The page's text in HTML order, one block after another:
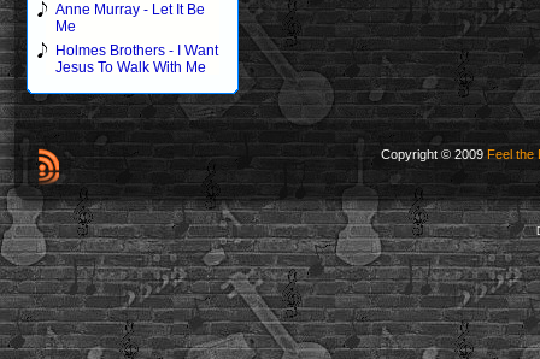
Anne Murray - Let It Be
Me
Holmes Brothers - I Want
Jesus To Walk With Me
Copyright © 2009 Feel the